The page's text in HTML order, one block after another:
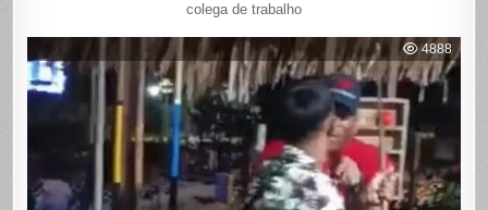
colega de trabalho
4888